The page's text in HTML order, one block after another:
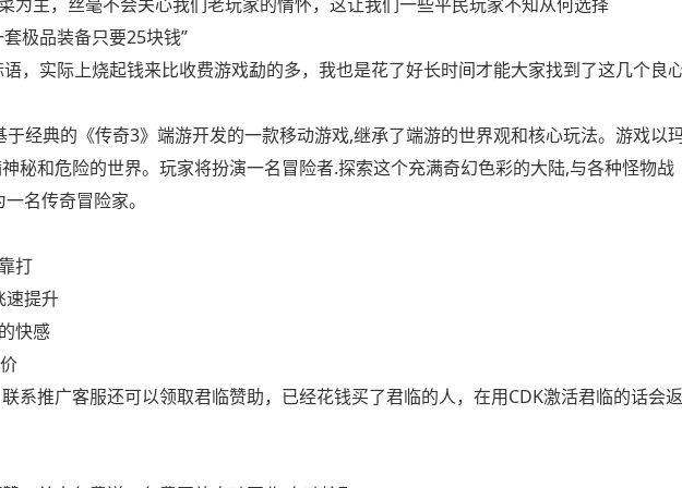
极品装备只要25块钱”
，实际上烧起钱来比收费游戏勐的多，我也是花了好长时间才能大家找到了这几个良
经典的《传奇3》端游开发的一款移动游戏,继承了端游的世界观和核心玩法。游戏以
秘和危险的世界。玩家将扮演一名冒险者.探索这个充满奇幻色彩的大陆,与各种怪物战
名传奇冒险家。
打
速提升
快感
系推广客服还可以领取君临赞助，已经花钱买了君临的人，在用CDK激活君临的话会返